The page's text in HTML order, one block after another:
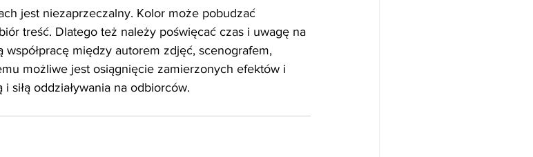
jest niezaprzeczalny. Kolor może pobudzać
treść. Dlatego też należy poświęcać czas i uwagę na
współpracę między autorem zdjęć, scenografem,
możliwe jest osiągnięcie zamierzonych efektów i
siłą oddziaływania na odbiorców.